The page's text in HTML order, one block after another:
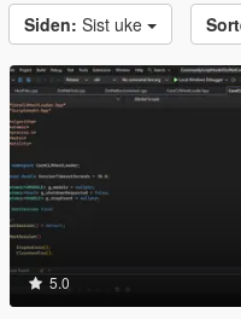
Siden: Sist uke
5.0